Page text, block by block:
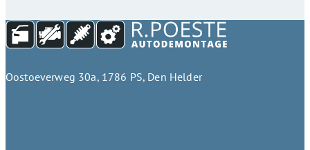
Oostoeverweg 30a, 1786 PS, Den Helder